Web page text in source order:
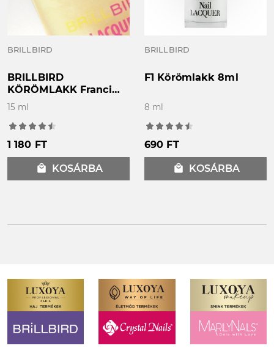
BRILLBIRD
BRILLBIRD
KÖRÖMLAKK Francia
szín "F3" 15ml
15 ml
1 180 FT
local_mall KOSÁRBA
BRILLBIRD
F1 Körömlakk 8ml
8 ml
690 FT
local_mall KOSÁRBA